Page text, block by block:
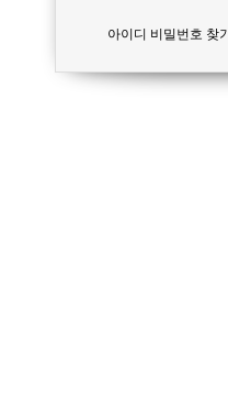
아이디 비밀번호 찾